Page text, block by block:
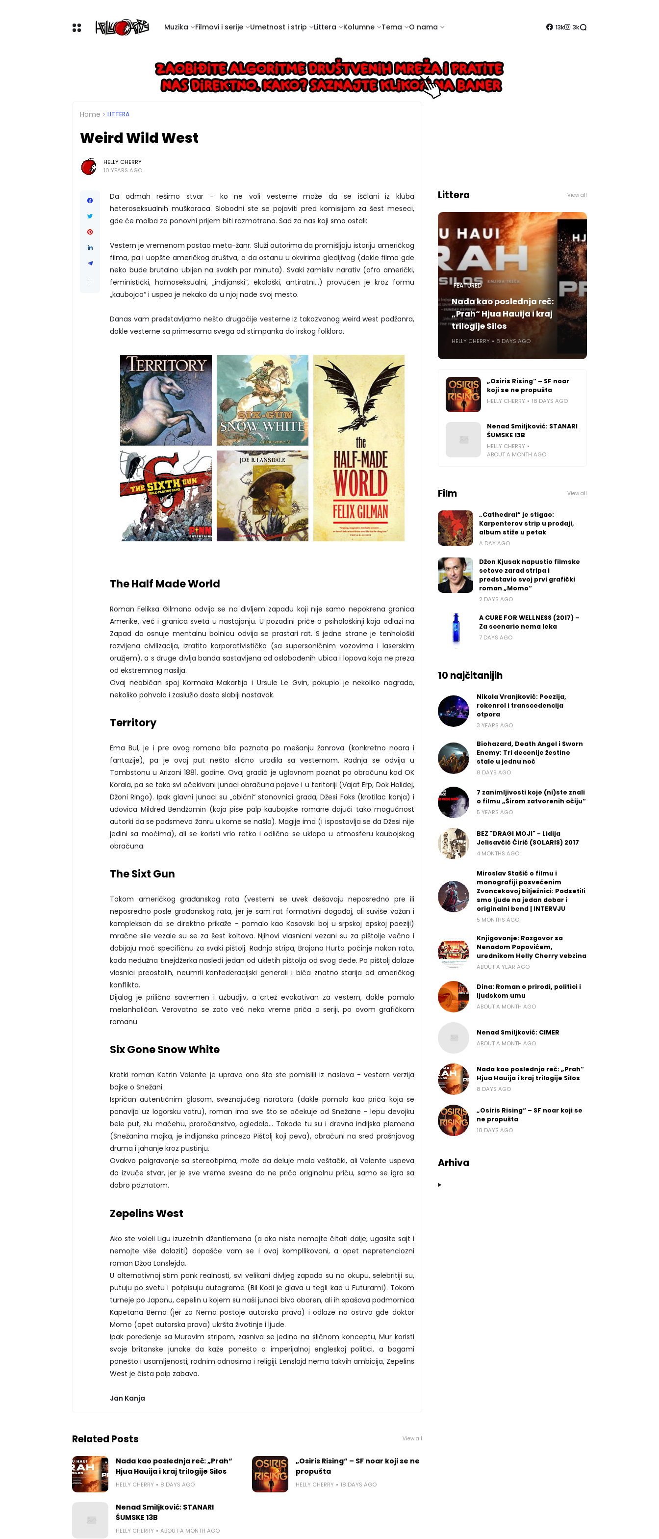
Muzika Filmovi i serije Umetnost i strip Littera Kolumne Tema O nama 13k 3k
Home LITTERA
Weird Wild West
HELLY CHERRY
10 YEARS AGO
Da odmah rešimo stvar - ko ne voli vesterne može da se iščlani iz kluba
heteroseksualnih muškaraca. Slobodni ste se pojaviti pred komisijom za šest meseci,
gde će molba za ponovni prijem biti razmotrena. Sad za nas koji smo ostali:
Vestern je vremenom postao meta-žanr. Služi autorima da promišljaju istoriju američkog
filma, pa i uopšte američkog društva, a da ostanu u okvirima gledljivog (dakle filma gde
neko bude brutalno ubijen na svakih par minuta). Svaki zamisliv narativ (afro američki,
feministički, homoseksualni, „indijanski“, ekološki, antiratni...) provučen je kroz formu
„kaubojca“ i uspeo je nekako da u njoj nađe svoj mesto.
Danas vam predstavljamo nešto drugačije vesterne iz takozvanog weird west podžanra,
dakle vesterne sa primesama svega od stimpanka do irskog folklora.
The Half Made World
Roman Feliksa Gilmana odvija se na divljem zapadu koji nije samo nepokrena granica
Amerike, već i granica sveta u nastajanju. U pozadini priče o psihološkinji koja odlazi na
Zapad da osnuje mentalnu bolnicu odvija se prastari rat. S jedne strane je tenhološki
razvijena civilizacija, izratito korporativistička (sa supersoničnim vozovima i laserskim
oružjem), a s druge divlja banda sastavljena od oslobođenih ubica i lopova koja ne preza
od ekstremnog nasilja.
Ovaj neobičan spoj Kormaka Makartija i Ursule Le Gvin, pokupio je nekoliko nagrada,
nekoliko pohvala i zaslužio dosta slabiji nastavak.
Territory
Ema Bul, je i pre ovog romana bila poznata po mešanju žanrova (konkretno noara i
fantazije), pa je ovaj put nešto slično uradila sa vesternom. Radnja se odvija u
Tombstonu u Arizoni 1881. godine. Ovaj gradić je uglavnom poznat po obračunu kod OK
Korala, pa se tako svi očekivani junaci obračuna pojave i u teritoriji (Vajat Erp, Dok Holidej,
Džoni Ringo). Ipak glavni junaci su „obični“ stanovnici grada, Džesi Foks (krotilac konja) i
udovica Mildred Bendžamin (koja piše palp kaubojske romane dajući tako mogućnost
autorki da se podsmeva žanru u kome se našla). Magije ima (i ispostavlja se da Džesi nije
jedini sa moćima), ali se koristi vrlo retko i odlično se uklapa u atmosferu kaubojskog
obračuna.
The Sixt Gun
Tokom američkog građanskog rata (vesterni se uvek dešavaju neposredno pre ili
neposredno posle građanskog rata, jer je sam rat formativni događaj, ali suviše važan i
kompleksan da se direktno prikaže - pomalo kao Kosovski boj u srpskoj epskoj poeziji)
mračne sile vezale su se za šest koltova. Njihovi vlasnicni vezani su za pištolje večno i
dobijaju moć specifičnu za svaki pištolj. Radnja stripa, Brajana Hurta počinje nakon rata,
kada nedužna tinejdžerka nasledi jedan od ukletih pištolja od svog dede. Po pištolj dolaze
vlasnici preostalih, neumrli konfederacijski generali i bića znatno starija od američkog
konflikta.
Dijalog je prilično savremen i uzbudjiv, a crtež evokativan za vestern, dakle pomalo
melanholičan. Verovatno se zato već neko vreme priča o seriji, po ovom grafičkom
romanu
Six Gone Snow White
Kratki roman Ketrin Valente je upravo ono što ste pomislili iz naslova - vestern verzija
bajke o Snežani.
Ispričan autentičnim glasom, sveznajućeg naratora (dakle pomalo kao priča koja se
ponavlja uz logorsku vatru), roman ima sve što se očekuje od Snežane - lepu devojku
bele put, zlu maćehu, proročanstvo, ogledalo... Takođe tu su i drevna indijska plemena
(Snežanina majka, je indijanska princeza Pištolj koji peva), obračuni na sred prašnjavog
druma i jahanje kroz pustinju.
Ovakvo poigravanje sa stereotipima, može da deluje malo veštački, ali Valente uspeva
da izvuče stvar, jer je sve vreme svesna da ne priča originalnu priču, samo se igra sa
dobro poznatom.
Zepelins West
Ako ste voleli Ligu izuzetnih džentlemena (a ako niste nemojte čitati dalje, ugasite sajt i
nemojte više dolaziti) dopašće vam se i ovaj kompllikovani, a opet nepretenciozni
roman Džoa Lanslejda.
U alternativnoj stim pank realnosti, svi velikani divljeg zapada su na okupu, selebritiji su,
putuju po svetu i potpisuju autograme (Bil Kodi je glava u tegli kao u Futurami). Tokom
turneje po Japanu, cepelin u kojem su naši junaci biva oboren, ali ih spašava podmornica
Kapetana Bema (jer za Nema postoje autorska prava) i odlaze na ostrvo gde doktor
Momo (opet autorska prava) ukršta životinje i ljude.
Ipak poređenje sa Murovim stripom, zasniva se jedino na sličnom konceptu, Mur koristi
svoje britanske junake da kaže ponešto o imperijalnoj engleskoj politici, a bogami
ponešto i usamljenosti, rodnim odnosima i religiji. Lenslajd nema takvih ambicija, Zepelins
West je čista palp zabava.
Jan Kanja
Related Posts View all
Nada kao poslednja reč: „Prah“
Hjua Hauija i kraj trilogije Silos
HELLY CHERRY 8 DAYS AGO
„Osiris Rising“ – SF noar koji se ne
propušta
HELLY CHERRY 18 DAYS AGO
Nenad Smiljković: STANARI
ŠUMSKE 13B
HELLY CHERRY ABOUT A MONTH AGO
Littera View all
FEATURED
Nada kao poslednja reč:
„Prah“ Hjua Hauija i kraj
trilogije Silos
HELLY CHERRY 8 DAYS AGO
„Osiris Rising“ – SF noar
koji se ne propušta
HELLY CHERRY 18 DAYS AGO
Nenad Smiljković: STANARI
ŠUMSKE 13B
HELLY CHERRY
ABOUT A MONTH AGO
Film View all
„Cathedral“ je stigao:
Karpenterov strip u prodaji,
album stiže u petak
A DAY AGO
Džon Kjusak napustio filmske
setove zarad stripa i
predstavio svoj prvi grafički
roman „Momo“
2 DAYS AGO
A CURE FOR WELLNESS (2017) –
Za scenario nema leka
7 DAYS AGO
10 najčitanijih
Nikola Vranjković: Poezija,
rokenrol i transcedencija
otpora
3 YEARS AGO
Biohazard, Death Angel i Sworn
Enemy: Tri decenije žestine
stale u jednu noć
8 DAYS AGO
7 zanimljivosti koje (ni)ste znali
o filmu „Širom zatvorenih očiju“
5 YEARS AGO
BEZ "DRAGI MOJI" - Lidija
Jelisavčić Ćirić (SOLARIS) 2017
4 MONTHS AGO
Miroslav Stašić o filmu i
monografiji posvećenim
Zvoncekovoj bilježnici: Podsetili
smo ljude na jedan dobar i
originalni bend | INTERVJU
5 MONTHS AGO
Knjigovanje: Razgovor sa
Nenadom Popovićem,
urednikom Helly Cherry vebzina
ABOUT A YEAR AGO
Dina: Roman o prirodi, politici i
ljudskom umu
ABOUT A MONTH AGO
Nenad Smiljković: CIMER
ABOUT A MONTH AGO
Nada kao poslednja reč: „Prah“
Hjua Hauija i kraj trilogije Silos
8 DAYS AGO
„Osiris Rising“ – SF noar koji se
ne propušta
18 DAYS AGO
Arhiva